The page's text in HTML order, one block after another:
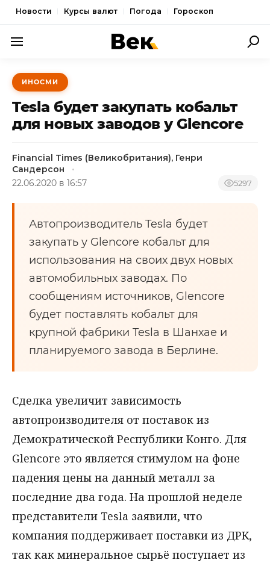
Новости Курсы валют Погода Гороскоп
ПОЛИТИКА
ЭКОНОМИКА
ОБЩЕСТВО
КУЛЬТУРА
НОВОСТИ
ИНОСМИ
Tesla будет закупать кобальт
для новых заводов у Glencore
Financial Times (Великобритания), Генри
Сандерсон
22.06.2020 в 16:57
5297
Автопроизводитель Tesla будет
закупать у Glencore кобальт для
использования на своих двух новых
автомобильных заводах. По
сообщениям источников, Glencore
будет поставлять кобальт для
крупной фабрики Tesla в Шанхае и
планируемого завода в Берлине.
Сделка увеличит зависимость
автопроизводителя от поставок из
Демократической Республики Конго. Для
Glencore это является стимулом на фоне
падения цены на данный металл за
последние два года. На прошлой неделе
представители Tesla заявили, что
компания поддерживает поставки из ДРК,
так как минеральное сырьё поступает из